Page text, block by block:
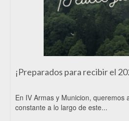
¡Preparados para recibir el
En IV Armas y Municion, queremos
constante a lo largo de este...